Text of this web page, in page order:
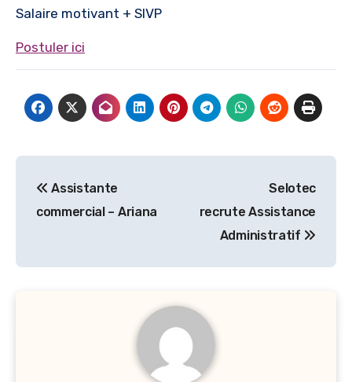
Salaire motivant + SIVP
Postuler ici
de
Assistante
commercial – Ariana
Selotec
recrute Assistance
Administratif